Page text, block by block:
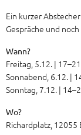
Ein kurzer
Gespräche und
Wann?
Freitag, 5.12. |
Sonnabend, 6.12. |
Sonntag, 7.12. |
Wo?
Richardplatz,